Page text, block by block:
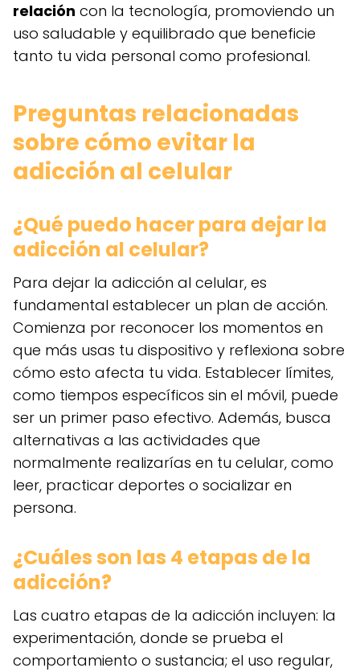
relación con la tecnología, promoviendo un
uso saludable y equilibrado que beneficie
tanto tu vida personal como profesional.
Preguntas relacionadas
sobre cómo evitar la
adicción al celular
¿Qué puedo hacer para dejar la
adicción al celular?
Para dejar la adicción al celular, es
fundamental establecer un plan de acción.
Comienza por reconocer los momentos en
que más usas tu dispositivo y reflexiona sobre
cómo esto afecta tu vida. Establecer límites,
como tiempos específicos sin el móvil, puede
ser un primer paso efectivo. Además, busca
alternativas a las actividades que
normalmente realizarías en tu celular, como
leer, practicar deportes o socializar en
persona.
¿Cuáles son las 4 etapas de la
adicción?
Las cuatro etapas de la adicción incluyen: la
experimentación, donde se prueba el
comportamiento o sustancia; el uso regular,